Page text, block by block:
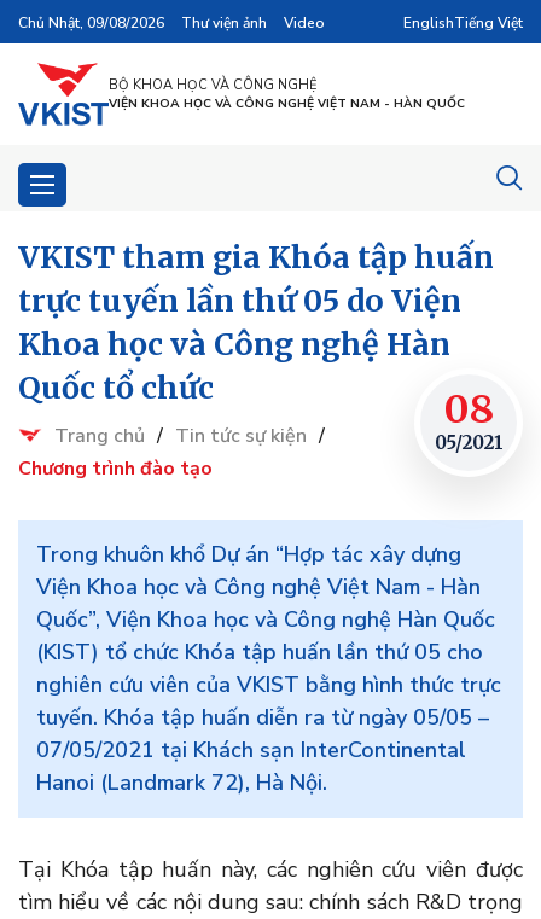
Chủ Nhật, 09/08/2026 Thư viện ảnh Video EnglishTiếng Việt
BỘ KHOA HỌC VÀ CÔNG NGHỆ
VIỆN KHOA HỌC VÀ CÔNG NGHỆ VIỆT NAM - HÀN QUỐC
08
05/2021
VKIST tham gia Khóa tập huấn
trực tuyến lần thứ 05 do Viện
Khoa học và Công nghệ Hàn
Quốc tổ chức
Trang chủ / Tin tức sự kiện /
Chương trình đào tạo
Trong khuôn khổ Dự án “Hợp tác xây dựng
Viện Khoa học và Công nghệ Việt Nam - Hàn
Quốc”, Viện Khoa học và Công nghệ Hàn Quốc
(KIST) tổ chức Khóa tập huấn lần thứ 05 cho
nghiên cứu viên của VKIST bằng hình thức trực
tuyến. Khóa tập huấn diễn ra từ ngày 05/05 –
07/05/2021 tại Khách sạn InterContinental
Hanoi (Landmark 72), Hà Nội.
Tại Khóa tập huấn này, các nghiên cứu viên được
tìm hiểu về các nội dung sau: chính sách R&D trọng